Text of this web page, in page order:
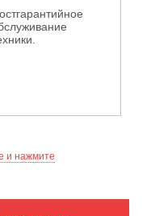
и нажмите